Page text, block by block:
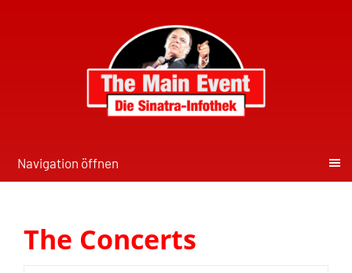
Navigation öffnen
The Concerts